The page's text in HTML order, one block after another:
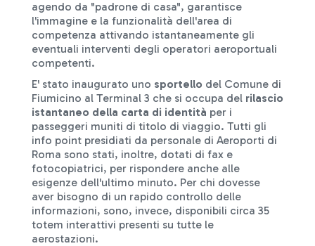
agendo da "padrone di casa", garantisce
l'immagine e la funzionalità dell'area di
competenza attivando istantaneamente gli
eventuali interventi degli operatori aeroportuali
competenti.
E' stato inaugurato uno sportello del Comune di
Fiumicino al Terminal 3 che si occupa del rilascio
istantaneo della carta di identità per i
passeggeri muniti di titolo di viaggio. Tutti gli
info point presidiati da personale di Aeroporti di
Roma sono stati, inoltre, dotati di fax e
fotocopiatrici, per rispondere anche alle
esigenze dell'ultimo minuto. Per chi dovesse
aver bisogno di un rapido controllo delle
informazioni, sono, invece, disponibili circa 35
totem interattivi presenti su tutte le
aerostazioni.